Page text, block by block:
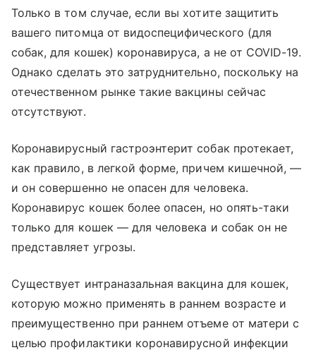
Только в том случае, если вы хотите защитить
вашего питомца от видоспецифического (для
собак, для кошек) коронавируса, а не от COVID-19.
Однако сделать это затруднительно, поскольку на
отечественном рынке такие вакцины сейчас
отсутствуют.
Коронавирусный гастроэнтерит собак протекает,
как правило, в легкой форме, причем кишечной, —
и он совершенно не опасен для человека.
Коронавирус кошек более опасен, но опять-таки
только для кошек — для человека и собак он не
представляет угрозы.
Существует интраназальная вакцина для кошек,
которую можно применять в раннем возрасте и
преимущественно при раннем отъеме от матери с
целью профилактики коронавирусной инфекции